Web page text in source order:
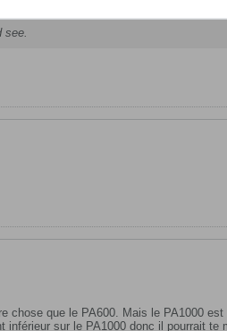
see.
que le PA600. Mais le PA1000
sur le PA1000 donc il pourrait te